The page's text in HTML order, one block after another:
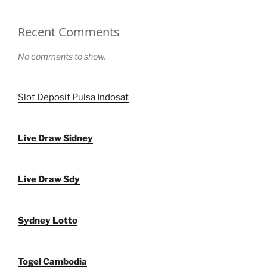
Recent Comments
No comments to show.
Slot Deposit Pulsa Indosat
Live Draw Sidney
Live Draw Sdy
Sydney Lotto
Togel Cambodia